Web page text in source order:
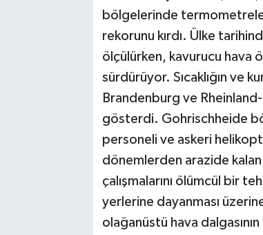
bölgelerinde
rekorunu kırdı. Ülke
ölçülürken, kavurucu hava
sürdürüyor. Sıcaklığın ve
Brandenburg ve
gösterdi. Gohrischheide
personeli ve askeri
dönemlerden arazide
çalışmalarını ölümcül bir
yerlerine dayanması
olağanüstü hava